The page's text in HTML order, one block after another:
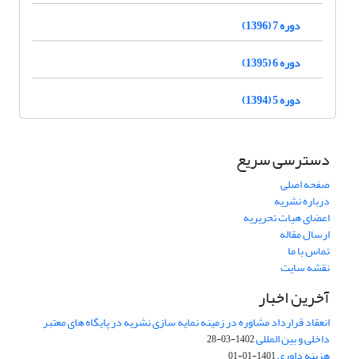
دوره 7 (1396)
دوره 6 (1395)
دوره 5 (1394)
دسترسی سریع
صفحه اصلی
درباره نشریه
اعضای هیات تحریریه
ارسال مقاله
تماس با ما
نقشه سایت
آخرین اخبار
انعقاد قرارداد مشاوره در زمینه نمایه سازی نشریه در پایگاه های معتبر
داخلی و بین المللی1402-03-28